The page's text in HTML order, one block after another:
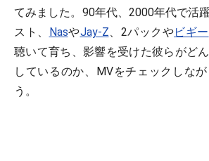
てみました。90年代、2000年代で活
スト、 NasやJay-Z、2パックやビギー
聴いて育ち、影響を受けた彼らがど
しているのか、MVをチェックしな
う。